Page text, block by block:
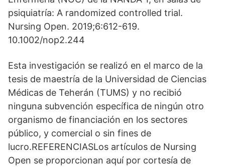
psiquiatría: A randomized controlled trial.
Nursing Open. 2019;6:612-619.
10.1002/nop2.244
Esta investigación se realizó en el marco de la
tesis de maestría de la Universidad de Ciencias
Médicas de Teherán (TUMS) y no recibió
ninguna subvención específica de ningún otro
organismo de financiación en los sectores
público, y comercial o sin fines de
lucro.REFERENCIASLos artículos de Nursing
Open se proporcionan aquí por cortesía de